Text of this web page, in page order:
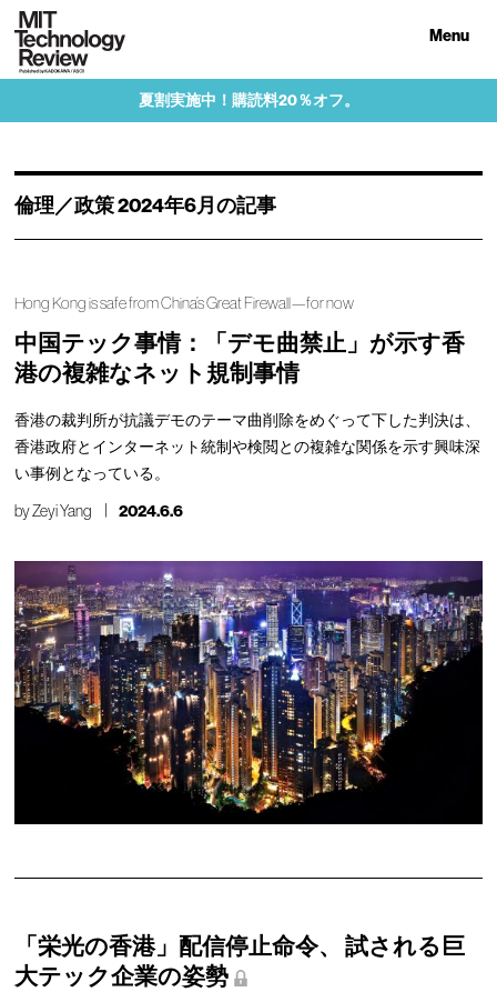
Menu
夏割実施中！購読料20％オフ。
倫理／政策 2024年6月の記事
Hong Kong is safe from China’s Great Firewall—for now
中国テック事情：「デモ曲禁止」が示す香
港の複雑なネット規制事情
香港の裁判所が抗議デモのテーマ曲削除をめぐって下した判決は、
香港政府とインターネット統制や検閲との複雑な関係を示す興味深
い事例となっている。
byZeyi Yang 2024.6.6
「栄光の香港」配信停止命令、 試される巨
大テック企業の姿勢